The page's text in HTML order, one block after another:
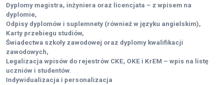
Dyplomy magistra, inżyniera oraz licencjata – z wpisem na
dyplomie,
Odpisy dyplomów i suplemnety (również w języku angielskim),
Karty przebiegu studiów,
Świadectwa szkoły zawodowej oraz dyplomy kwalifikacji
zawodowych,
Legalizacja wpisów do rejestrów CKE, OKE i KrEM – wpis na listę
uczniów i studentów.
Indywidualizacja i personalizacja